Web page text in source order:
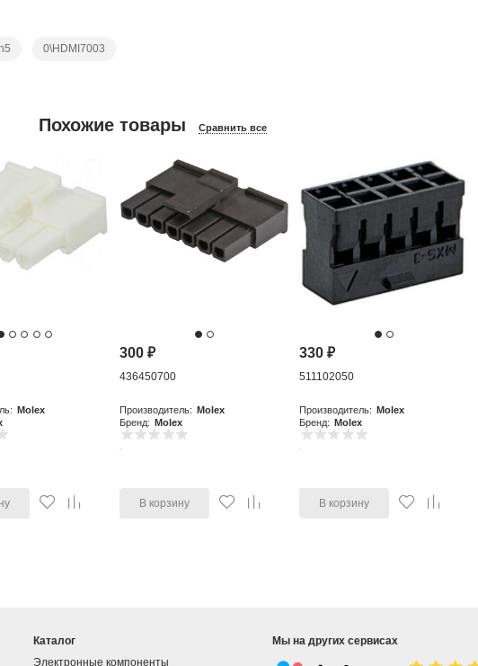
0\HDMI7003
Похожие товары Сравнить все
Molex
300₽
436450700
Производитель: Molex
Бренд: Molex
В корзину
330₽
511102050
Производитель: Molex
Бренд: Molex
В корзину
Каталог
Электронные компоненты
Мы на других сервисах